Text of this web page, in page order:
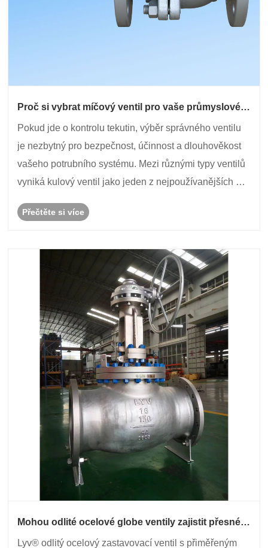
Proč si vybrat míčový ventil pro vaše průmyslové a
Pokud jde o kontrolu tekutin, výběr správného ventilu
je nezbytný pro bezpečnost, účinnost a dlouhověkost
vašeho potrubního systému. Mezi různými typy ventilů
vyniká kulový ventil jako jeden z nejpoužívanějších a
jsou ropa a plyn, chemické, úpravy ......
Přečtěte si více
Mohou odlité ocelové globe ventily zajistit přesné
Lyv® odlitý ocelový zastavovací ventil s přiměřeným